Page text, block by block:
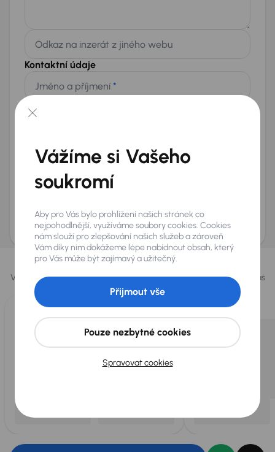
Odkaz na inzerát z jiného webu
Kontaktní údaje
Jméno a příjmení *
Přeji si dostávat informace o atraktivních slevových
nabídkách
AURES Holdings a.s., se sídlem Dopraváků 874/15, Čimice, 184 00 Praha 8 bude
uchovávat a zpracovávat vaše osobní údaje v souladu se zásadami ochrany a
zpracováníosobních údajů.
Vybrali jsme pro vás
Vybíráme pro vás tynejlepší vozyz naší nabídky. Každý den pro vás
vykoupíme až 400 vozů
Vážíme si Vašeho
soukromí
Aby pro Vás bylo prohlížení našich stránek co
nejpohodlnější, využíváme soubory cookies. Cookies
nám slouží pro zlepšování našich služeb a zároveň
Vám díky nim dokážeme lépe nabídnout obsah, který
pro Vás může být zajímavý a užitečný.
Spravovat cookies
Pouze nezbytné cookies
Přijmout vše